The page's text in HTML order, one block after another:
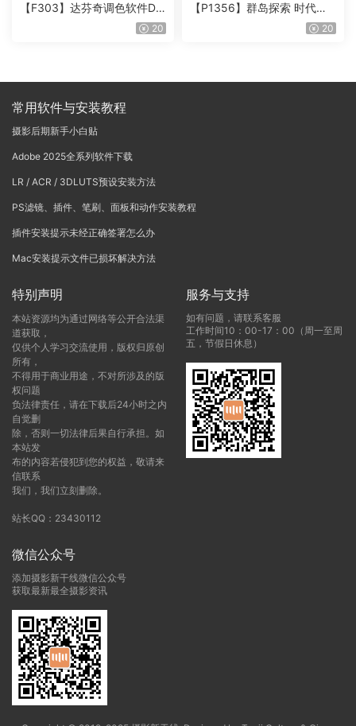
【F303】达芬奇调色软件Da
Vinci Resolve Studio21.0.320
【P1356】群岛探索 时代马
戏团 – QUEST 60 调色预设A
20
常用软件与安装教程
摄影后期新手小白贴
Adobe 2025全系列软件下载
LR / ACR / 3DLUTS预设安装方法
PS滤镜、插件、笔刷、面板和动作安装教程
插件安装提示未经正确签署怎么办
Mac安装提示文件已损坏解决方法
特别声明
本站资源均为通过网络等公开合法渠
道获取，
仅供个人学习交流使用，版权归原创
所有，
不得用于商业用途，不对所涉及的版
权问题
负法律责任，请在下载后24小时之内
自觉删
除，否则一切法律后果自行承担。如
本站发
布的内容若侵犯到您的权益，敬请来
信联系
我们，我们立刻删除。
站长QQ：23430112
服务与支持
如有问题，请联系客服
工作时间10：00-17：00（周一至周
五，节假日休息）
微信公众号
添加摄影新干线微信公众号
获取最新最全摄影资讯